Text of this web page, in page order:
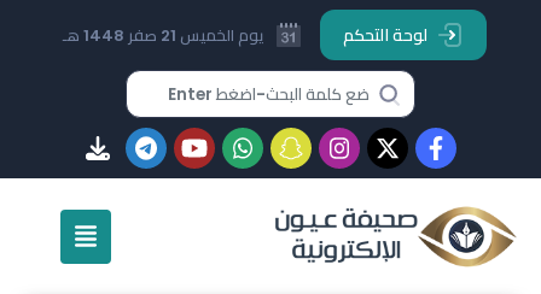
لوحة التحكم يوم الخميس 21 صفر 1448 هـ